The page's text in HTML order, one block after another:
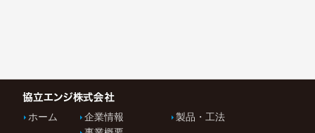
ホーム
企業情報
製品・工法